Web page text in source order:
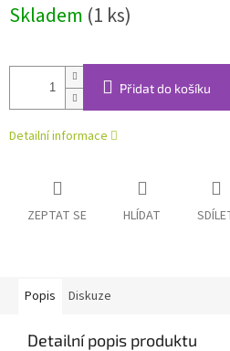
cena:
Skladem (1 ks)
Přidat do košíku
Detailní informace
ZEPTAT SE HLÍDAT
Popis Diskuze
Detailní popis produktu